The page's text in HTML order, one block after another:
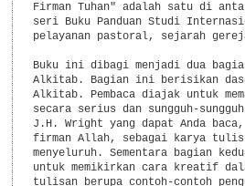
Firman Tuhan" adalah satu di
seri Buku Panduan Studi
pelayanan pastoral, sejarah
Buku ini dibagi menjadi dua
Alkitab. Bagian ini berisikan
Alkitab. Pembaca diajak untuk
secara serius dan sungguh-
J.H. Wright yang dapat Anda
firman Allah, sebagai karya tulis
menyeluruh. Sementara bagian
untuk memikirkan cara kreatif
tulisan berupa contoh-contoh